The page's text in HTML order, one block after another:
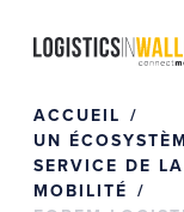
ACCUEIL
UN
SERVICE DE
MOBILITÉ